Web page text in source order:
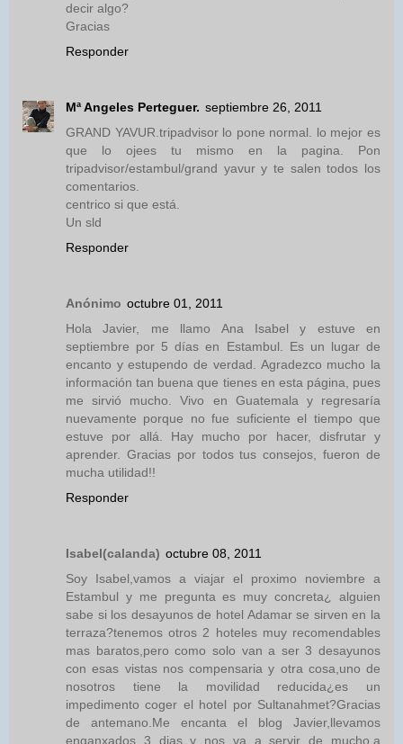
decir algo?
Gracias
Responder
Mª Angeles Perteguer. septiembre 26, 2011
GRAND YAVUR.tripadvisor lo pone normal. lo mejor es
que lo ojees tu mismo en la pagina. Pon
tripadvisor/estambul/grand yavur y te salen todos los
comentarios.
centrico si que está.
Un sld
Responder
Anónimo octubre 01, 2011
Hola Javier, me llamo Ana Isabel y estuve en
septiembre por 5 días en Estambul. Es un lugar de
encanto y estupendo de verdad. Agradezco mucho la
información tan buena que tienes en esta página, pues
me sirvió mucho. Vivo en Guatemala y regresaría
nuevamente porque no fue suficiente el tiempo que
estuve por allá. Hay mucho por hacer, disfrutar y
aprender. Gracias por todos tus consejos, fueron de
mucha utilidad!!
Responder
Isabel(calanda) octubre 08, 2011
Soy Isabel,vamos a viajar el proximo noviembre a
Estambul y me pregunta es muy concreta¿ alguien
sabe si los desayunos de hotel Adamar se sirven en la
terraza?tenemos otros 2 hoteles muy recomendables
mas baratos,pero como solo van a ser 3 desayunos
con esas vistas nos compensaria y otra cosa,uno de
nosotros tiene la movilidad reducida¿es un
impedimento coger el hotel por Sultanahmet?Gracias
de antemano.Me encanta el blog Javier,llevamos
enganxados 3 dias y nos va a servir de mucho,a